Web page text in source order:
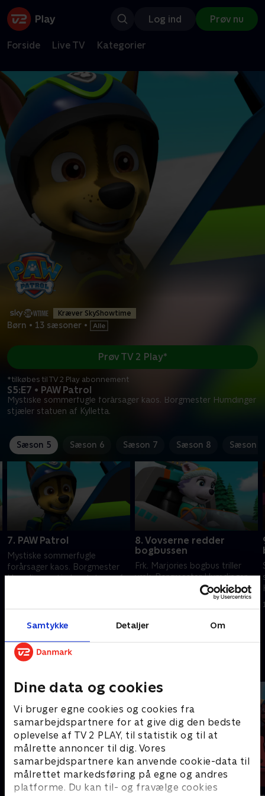
Samtykke Detaljer Om
Dine data og cookies
Vi bruger egne cookies og cookies fra
samarbejdspartnere for at give dig den bedste
oplevelse af TV 2 PLAY, til statistik og til at
målrette annoncer til dig. Vores
samarbejdspartnere kan anvende cookie-data til
målrettet markedsføring på egne og andres
platforme. Du kan til- og fravælge cookies
Log ind Prøv nu
Forside Live TV Kategorier
Kræver SkyShowtime
Børn • 13 sæsoner •
S5:E7 • PAW Patrol
Mystiske sommerfugle forårsager kaos. Borgmester Humdinger
stjæler statuen af Kylletta.
Prøv TV 2 Play*
*tilkøbes til TV 2 Play abonnement
Sæson 5 Sæson 6 Sæson 7 Sæson 8 Sæson 9
7. PAW Patrol
Mystiske sommerfugle
forårsager kaos. Borgmester
Humdinger stjæler statuen af
8. Vovserne redder
bogbussen
Frk. Marjories bogbus triller
væk. Borgmester Humdinger
har fået sit ansigt udhugget i
Andre så også